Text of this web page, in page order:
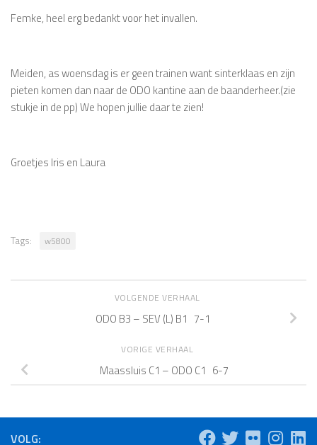
Femke, heel erg bedankt voor het invallen.
Meiden, as woensdag is er geen trainen want sinterklaas en zijn
pieten komen dan naar de ODO kantine aan de baanderheer.(zie
stukje in de pp) We hopen jullie daar te zien!
Groetjes Iris en Laura
Tags: w5800
VOLGENDE VERHAAL
ODO B3 – SEV (L) B1 7-1
VORIGE VERHAAL
Maassluis C1 – ODO C1 6-7
VOLG: